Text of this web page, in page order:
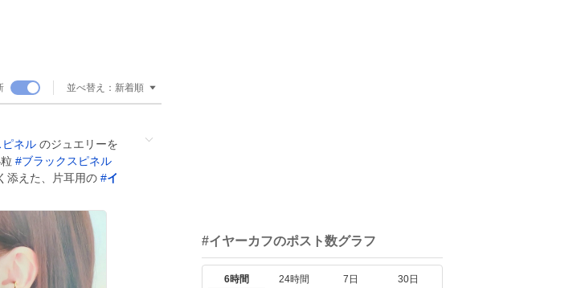
す
並べ替え： 新着順
ピネル のジュエリーを
#ブラックスピネル
添えた、片耳用の #イ
#イヤーカフのポスト数グラフ
6時間 24時間 7日 30日